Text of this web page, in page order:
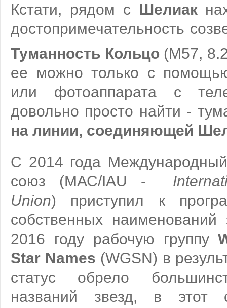
Кстати, рядом с Шелиак
достопримечательность
Туманность Кольцо (M57,
ее можно только с
или фотоаппарата с
довольно просто найти -
на линии, соединяющей
С 2014 года
союз (МАС/IAU -
Union) приступил к
собственных
2016 году рабочую группу
Star Names (WGSN) в
статус обрело
названий звезд, в этот